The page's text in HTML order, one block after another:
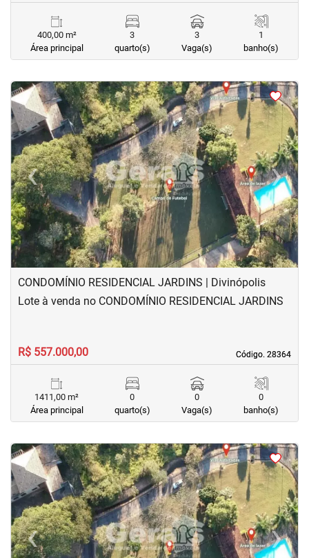
400,00 m²
Área principal
3
quarto(s)
3
Vaga(s)
1
banho(s)
<<<<
‹Previous ›Next
CONDOMÍNIO RESIDENCIAL JARDINS | Divinópolis
Código. 28364
Código. 28364
Lote à venda no CONDOMÍNIO RESIDENCIAL JARDINS
R$ 557.000,00
1411,00 m²
Área principal
0
quarto(s)
0
Vaga(s)
0
banho(s)
<<<<
‹Previous ›Next